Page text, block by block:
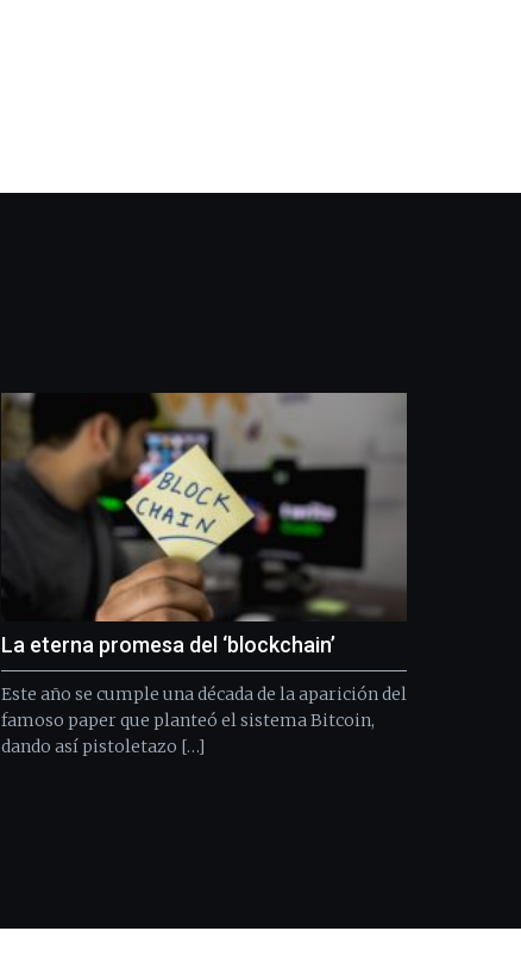
La eterna promesa del ‘blockchain’
Este año se cumple una década de la aparición del
famoso paper que planteó el sistema Bitcoin,
dando así pistoletazo […]